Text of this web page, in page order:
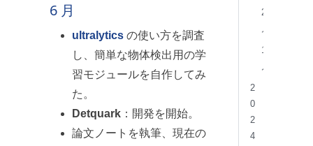
6 月
ultralytics の使い方を調査
し、簡単な物体検出用の学
習モジュールを自作してみ
た。
Detquark ：開発を開始。
論文ノートを執筆、現在の
2
月
1
月
2
0
2
4